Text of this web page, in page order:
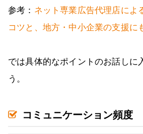
参考： ネット専業広告代理店によ
コツと、地方・中小企業の支援に
では具体的なポイントのお話しに
う。
コミュニケーション頻度